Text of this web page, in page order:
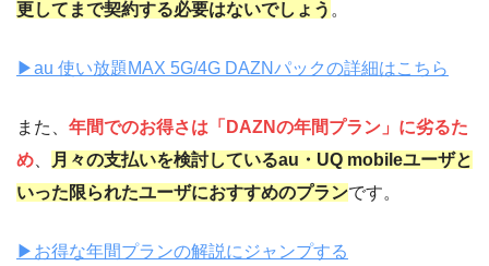
更してまで契約する必要はないでしょう 。
▶︎au 使い放題MAX 5G/4G DAZNパックの詳細はこちら
また、 年間でのお得さは「DAZNの年間プラン」に劣るた
め
月々の支払いを検討しているau・UQ mobileユーザと
いった限られたユーザにおすすめのプランです。
▶︎お得な年間プランの解説にジャンプする